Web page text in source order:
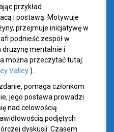
przykład
i postawą. Motywuje
przejmuje inicjatywę w
podnieść zespół w
mentalnie i
można przeczytać tutaj:
Valley).
pomaga członkom
jego postawa prowadzi
nad celowością
podjętych
dyskusji. Czasem